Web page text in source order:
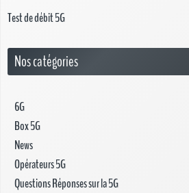
Test de débit 5G
Nos catégories
6G
Box 5G
News
Opérateurs 5G
Questions Réponses sur la 5G